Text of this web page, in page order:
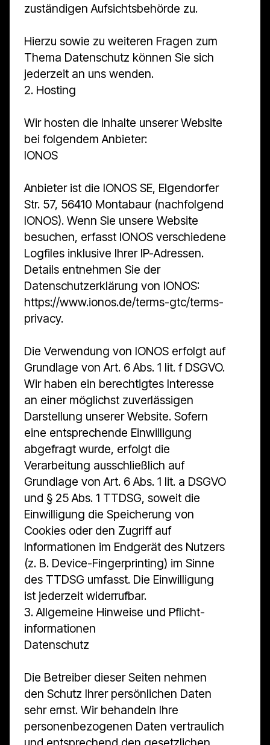
zuständigen Aufsichtsbehörde zu.
Hierzu sowie zu weiteren Fragen zum
Thema Datenschutz können Sie sich
jederzeit an uns wenden.
2. Hosting
Wir hosten die Inhalte unserer Website
bei folgendem Anbieter:
IONOS
Anbieter ist die IONOS SE, Elgendorfer
Str. 57, 56410 Montabaur (nachfolgend
IONOS). Wenn Sie unsere Website
besuchen, erfasst IONOS verschiedene
Logfiles inklusive Ihrer IP-Adressen.
Details entnehmen Sie der
Datenschutzerklärung von IONOS:
https://www.ionos.de/terms-gtc/terms-
privacy.
Die Verwendung von IONOS erfolgt auf
Grundlage von Art. 6 Abs. 1 lit. f DSGVO.
Wir haben ein berechtigtes Interesse
an einer möglichst zuverlässigen
Darstellung unserer Website. Sofern
eine entsprechende Einwilligung
abgefragt wurde, erfolgt die
Verarbeitung ausschließlich auf
Grundlage von Art. 6 Abs. 1 lit. a DSGVO
und § 25 Abs. 1 TTDSG, soweit die
Einwilligung die Speicherung von
Cookies oder den Zugriff auf
Informationen im Endgerät des Nutzers
(z. B. Device-Fingerprinting) im Sinne
des TTDSG umfasst. Die Einwilligung
ist jederzeit widerrufbar.
3. Allgemeine Hinweise und Pflicht­
informationen
Datenschutz
Die Betreiber dieser Seiten nehmen
den Schutz Ihrer persönlichen Daten
sehr ernst. Wir behandeln Ihre
personenbezogenen Daten vertraulich